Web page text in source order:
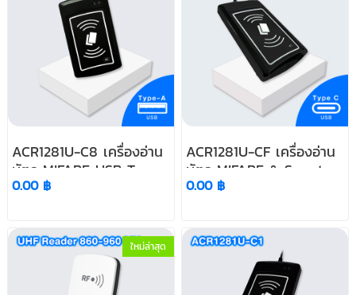
ACR1281U-C8 เครื่องอ่าน
บัตร MIFARE USB Type-
A
0.00 ฿
ACR1281U-CF เครื่องอ่าน
บัตร MIFARE & Smart
Card ผ่าน USB Type-C
0.00 ฿
ใหม่ล่าสุด